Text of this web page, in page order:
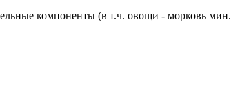
компоненты (в т.ч. овощи - морковь